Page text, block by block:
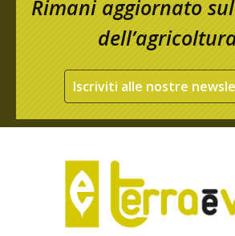
Rimani aggiornato
Iscriviti alle nostre